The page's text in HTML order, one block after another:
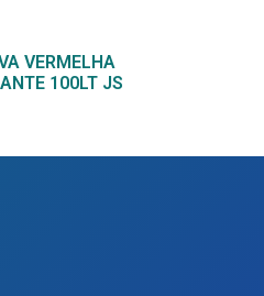
VERMELHA
100LT JS